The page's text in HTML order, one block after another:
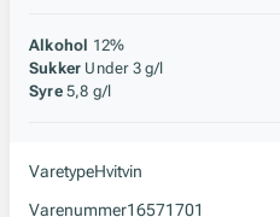
Alkohol 12%
Sukker Under 3 g/l
Syre 5,8 g/l
VaretypeHvitvin
Varenummer16571701